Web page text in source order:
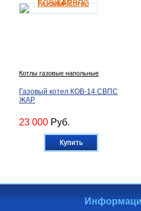
Котлы газовые напольные
Газовый котел КОВ-14 СВПС
ЖАР
23 000 Руб.
Купить